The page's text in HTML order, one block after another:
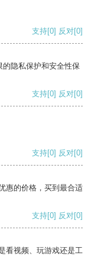
支持[0] 反对[0]
隐私保护和安全性保
支持[0] 反对[0]
支持[0] 反对[0]
惠的价格，买到最合适
支持[0] 反对[0]
看视频、玩游戏还是工